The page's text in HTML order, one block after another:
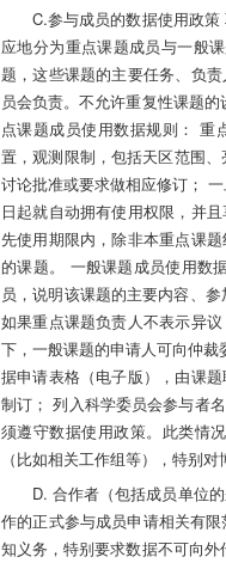
C.参与成员的数据使用政策
应地分为重点课题成员与一般
题，这些课题的主要任务、负
员会负责。不允许重复性课题
点课题成员使用数据规则： 重
置，观测限制，包括天区范围
讨论批准或要求做相应修订；
日起就自动拥有使用权限，并
先使用期限内，除非本重点课
的课题。 一般课题成员使用数
员，说明该课题的主要内容、
如果重点课题负责人不表示异
下，一般课题的申请人可向仲
据申请表格（电子版），由课
制订； 列入科学委员会参与者
须遵守数据使用政策。此类情
（比如相关工作组等），特别
D. 合作者（包括成员单位
作的正式参与成员申请相关有
知义务，特别要求数据不可向